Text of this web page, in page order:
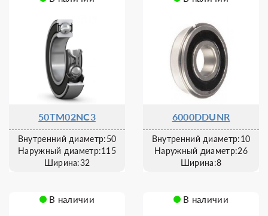
50TM02NC3
Внутренний диаметр:50
Наружный диаметр:115
Ширина:32
6000DDUNR
Внутренний диаметр:10
Наружный диаметр:26
Ширина:8
В наличии В наличии